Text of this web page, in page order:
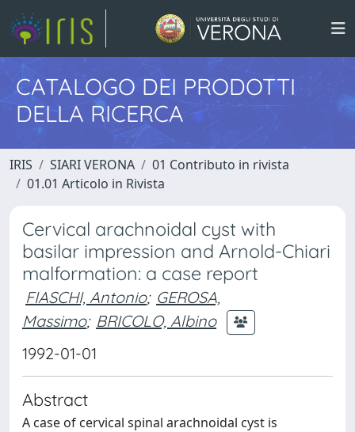
CATALOGO DEI PRODOTTI
DELLA RICERCA
IRIS SIARI VERONA
01 Contributo in rivista
01.01 Articolo in Rivista
Cervical arachnoidal cyst with
basilar impression and Arnold-Chiari
malformation: a case report
FIASCHI, Antonio; GEROSA,
Massimo; BRICOLO, Albino
1992-01-01
Abstract
A case of cervical spinal arachnoidal cyst is